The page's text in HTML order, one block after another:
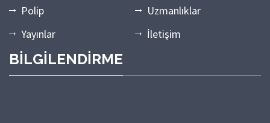
Polip
Uzmanlıklar
Yayınlar
İletişim
BİLGİLENDİRME